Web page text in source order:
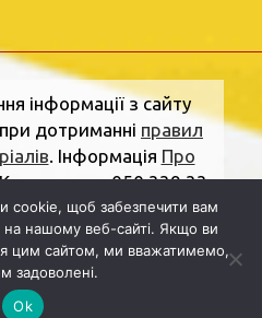
інформації з сайту
дотриманні правил
. Інформація Про
тел. 050 339 33
.Адреса
2, Рівне, Рівненська
Електронна пошта:
cookie, щоб забезпечити вам
на нашому веб-сайті. Якщо ви
цим сайтом, ми вважатимемо,
задоволені.
Ok